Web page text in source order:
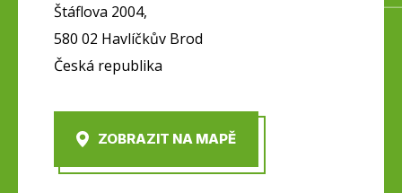
Štáflova 2004,
580 02 Havlíčkův Brod
Česká republika
ZOBRAZIT NA MAPĚ